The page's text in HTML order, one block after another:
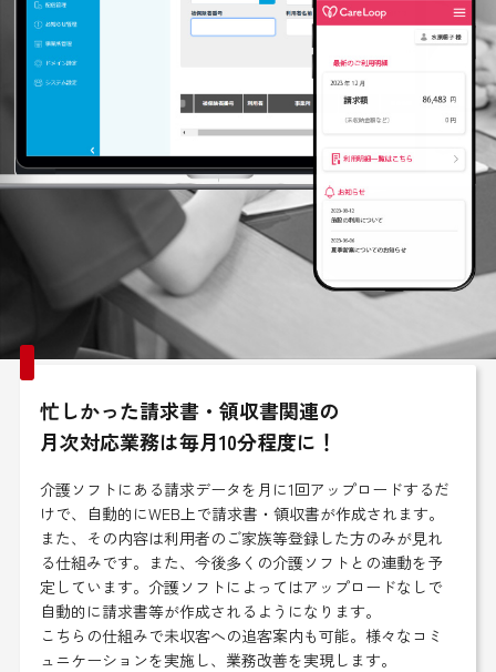
忙しかった請求書・領収書関連の
月次対応業務は毎月10分程度に！
介護ソフトにある請求データを月に1回アップロードするだ
けで、自動的にWEB上で請求書・領収書が作成されます。
また、その内容は利用者のご家族等登録した方のみが見れ
る仕組みです。また、今後多くの介護ソフトとの連動を予
定しています。介護ソフトによってはアップロードなしで
自動的に請求書等が作成されるようになります。
こちらの仕組みで未収客への追客案内も可能。様々なコミ
ュニケーションを実施し、業務改善を実現します。